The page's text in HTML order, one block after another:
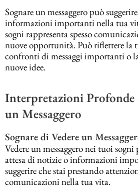
Sognare un messaggero può
informazioni importanti nella tua
sogni rappresenta spesso
nuove opportunità. Può riflettere la
confronti di messaggi importanti o
nuove idee.
Interpretazioni Profonde
un Messaggero
Sognare di Vedere un
Vedere un messaggero nei tuoi
attesa di notizie o informazioni
suggerire che stai prestando
comunicazioni nella tua vita.